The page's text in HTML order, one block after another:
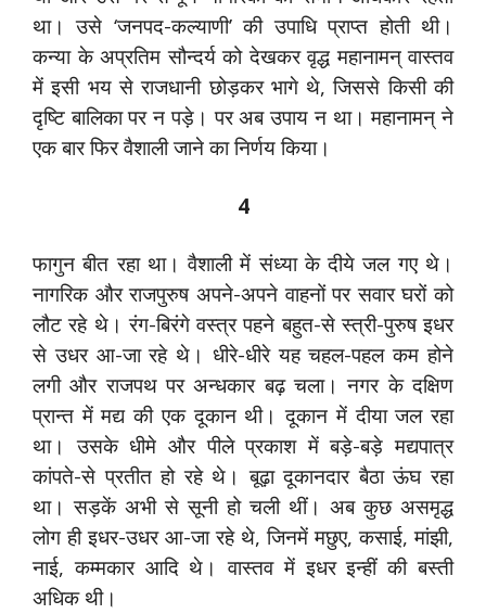
था। उसे ‘जनपद-कल्याणी’ की उपाधि प्राप्त होती थी।
कन्या के अप्रतिम सौन्दर्य को देखकर वृद्ध महानामन् वास्तव
में इसी भय से राजधानी छोड़कर भागे थे, जिससे किसी की
दृष्टि बालिका पर न पड़े। पर अब उपाय न था। महानामन् ने
एक बार फिर वैशाली जाने का निर्णय किया।
4
फागुन बीत रहा था। वैशाली में संध्या के दीये जल गए थे।
नागरिक और राजपुरुष अपने-अपने वाहनों पर सवार घरों को
लौट रहे थे। रंग-बिरंगे वस्त्र पहने बहुत-से स्त्री-पुरुष इधर
से उधर आ-जा रहे थे। धीरे-धीरे यह चहल-पहल कम होने
लगी और राजपथ पर अन्धकार बढ़ चला। नगर के दक्षिण
प्रान्त में मद्य की एक दूकान थी। दूकान में दीया जल रहा
था। उसके धीमे और पीले प्रकाश में बड़े-बड़े मद्यपात्र
कांपते-से प्रतीत हो रहे थे। बूढ़ा दूकानदार बैठा ऊंघ रहा
था। सड़कें अभी से सूनी हो चली थीं। अब कुछ असमृद्ध
लोग ही इधर-उधर आ-जा रहे थे, जिनमें मछुए, कसाई, मांझी,
नाई, कम्मकार आदि थे। वास्तव में इधर इन्हीं की बस्ती
अधिक थी।